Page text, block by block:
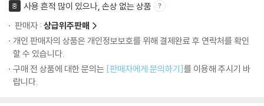
중
사용 흔적 많이 있으나, 손상 없는 상품
판매자 : 상급위주판매
개인 판매자의 상품은 개인정보보호를 위해 결제완료 후 연락처를 확인
할 수 있습니다.
구매 전 상품에 대한 문의는 [판매자에게 문의하기]를 이용해 주시기 바
랍니다.